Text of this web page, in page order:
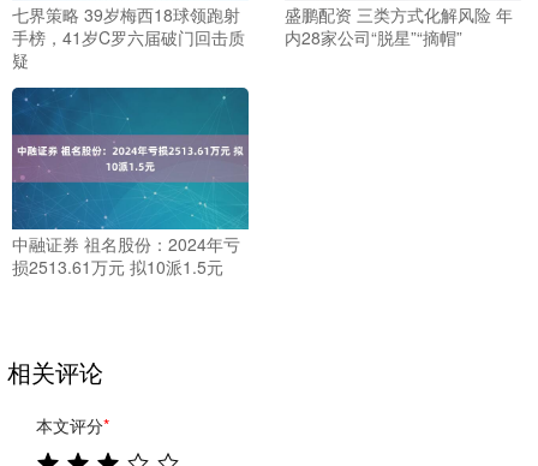
七界策略 39岁梅西18球领跑射
手榜，41岁C罗六届破门回击质
疑
盛鹏配资 三类方式化解风险 年
内28家公司“脱星”“摘帽”
中融证券 祖名股份：2024年亏
损2513.61万元 拟10派1.5元
相关评论
本文评分*